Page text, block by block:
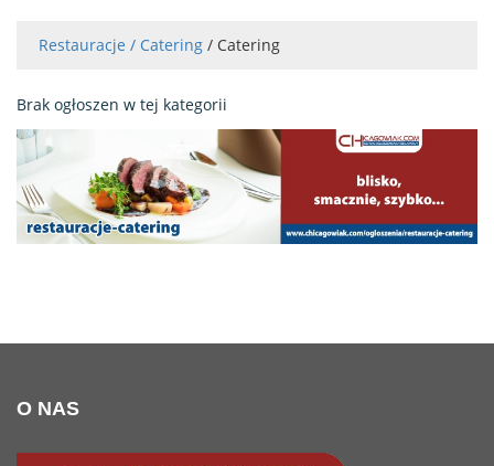
Restauracje / Catering / Catering
Brak ogłoszen w tej kategorii
O NAS